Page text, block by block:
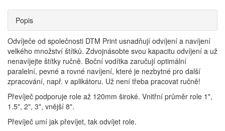
Popis
Odvíječe od společnosti DTM Print usnadňují odvíjení a navíjení
velkého množství štítků. Zdvojnásobte svou kapacitu odvíjení a už
nenavíjejte štítky ručně. Boční vodítka zaručují optimální
paralelní, pevné a rovné navíjení, které je nezbytné pro další
zpracování, např. v aplikátoru. Už není třeba pracovat ručně!
Převíječ podporuje role až 120mm široké. Vnitřní průměr role 1",
1.5", 2", 3", vnější 8".
Převíječ umí jak převíjet, tak odvíjet role.